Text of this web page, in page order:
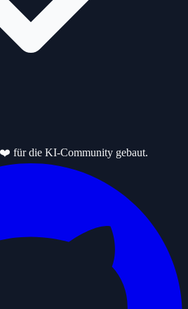
für die KI-Community gebaut.